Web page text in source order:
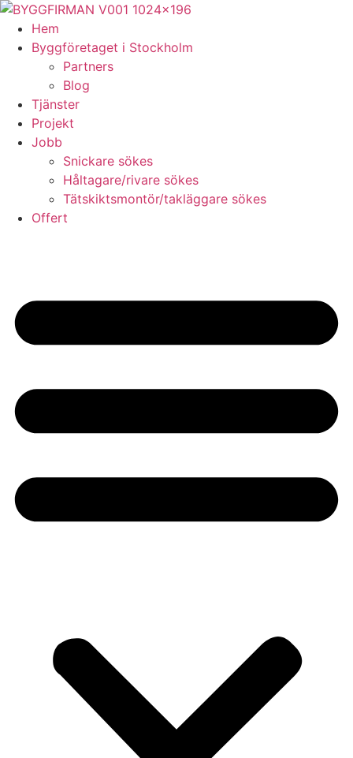
Skip
content
Hem
Byggföretaget i Stockholm
Partners
Blog
Tjänster
Projekt
Jobb
Snickare sökes
Håltagare/rivare sökes
Tätskiktsmontör/takläggare sökes
Offert